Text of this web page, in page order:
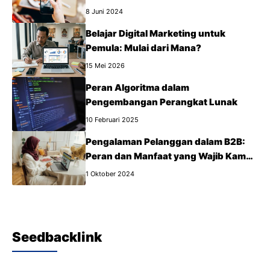
8 Juni 2024
Belajar Digital Marketing untuk
Pemula: Mulai dari Mana?
15 Mei 2026
Peran Algoritma dalam
Pengembangan Perangkat Lunak
10 Februari 2025
Pengalaman Pelanggan dalam B2B:
Peran dan Manfaat yang Wajib Kamu
Tahu
1 Oktober 2024
Seedbacklink